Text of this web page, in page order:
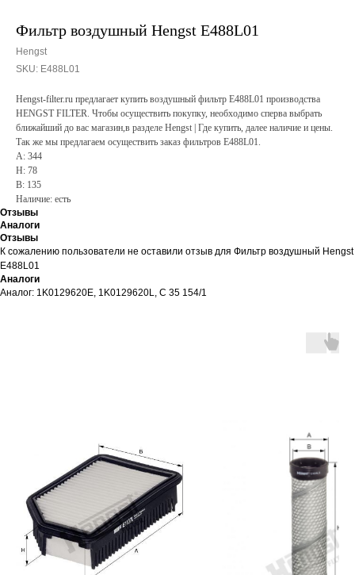
Фильтр воздушный Hengst E488L01
Hengst
SKU: E488L01
Hengst-filter.ru предлагает купить воздушный фильтр E488L01 производства
HENGST FILTER. Чтобы осуществить покупку, необходимо сперва выбрать
ближайший до вас магазин,в разделе Hengst | Где купить, далее наличие и цены.
Так же мы предлагаем осуществить заказ фильтров E488L01.
A: 344
H: 78
B: 135
Наличие: есть
Отзывы
Аналоги
Отзывы
К сожалению пользователи не оставили отзыв для Фильтр воздушный Hengst
E488L01
Аналоги
Аналог: 1K0129620E, 1K0129620L, C 35 154/1